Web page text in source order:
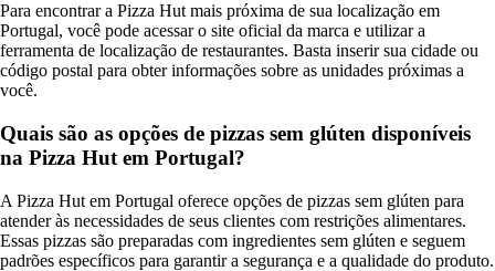
Para encontrar a Pizza Hut mais próxima de sua localização em
Portugal, você pode acessar o site oficial da marca e utilizar a
ferramenta de localização de restaurantes. Basta inserir sua cidade ou
código postal para obter informações sobre as unidades próximas a
você.
Quais são as opções de pizzas sem glúten disponíveis
na Pizza Hut em Portugal?
A Pizza Hut em Portugal oferece opções de pizzas sem glúten para
atender às necessidades de seus clientes com restrições alimentares.
Essas pizzas são preparadas com ingredientes sem glúten e seguem
padrões específicos para garantir a segurança e a qualidade do produto.